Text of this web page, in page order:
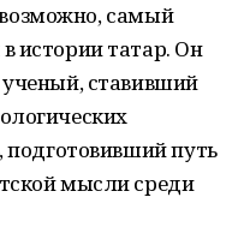
возможно, самый
истории татар. Он
ставивший
подготовивший путь
мысли среди